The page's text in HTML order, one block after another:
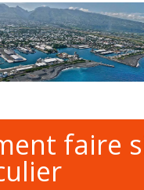
faire